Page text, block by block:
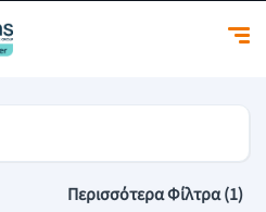
Περισσότερα Φίλτρα (1)